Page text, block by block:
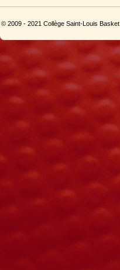
© 2009 - 2021 Collège Saint-Louis Basket